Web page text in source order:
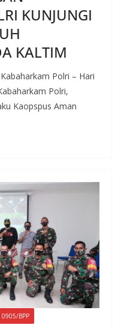
KUNJUNGI
KALTIM
Polri – Hari
Polri,
Kaopspus Aman
BPP